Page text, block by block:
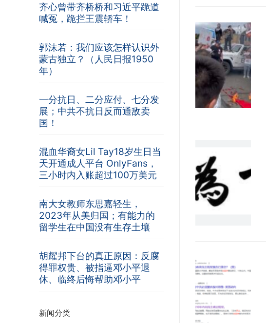
齐心曾带齐桥桥和习近平跪道
喊冤，跪拦王震轿车！
郭沫若：我们应该怎样认识外
蒙古独立？（人民日报1950
年）
一分抗日、二分应付、七分发
展；中共不抗日反而通敌卖
国！
混血华裔女Lil Tay18岁生日当
天开通成人平台 OnlyFans，
三小时内入账超过100万美元
南大女教师东思嘉轻生，
2023年从美归国；有能力的
留学生在中国没有生存土壤
胡耀邦下台的真正原因：反腐
得罪权贵、被指逼邓小平退
休、临终后悔帮助邓小平
新闻分类